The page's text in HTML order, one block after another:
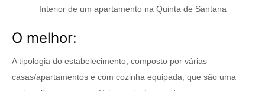
Interior de um apartamento na Quinta de Santana
O melhor:
A tipologia do estabelecimento, composto por várias
casas/apartamentos e com cozinha equipada, que são uma